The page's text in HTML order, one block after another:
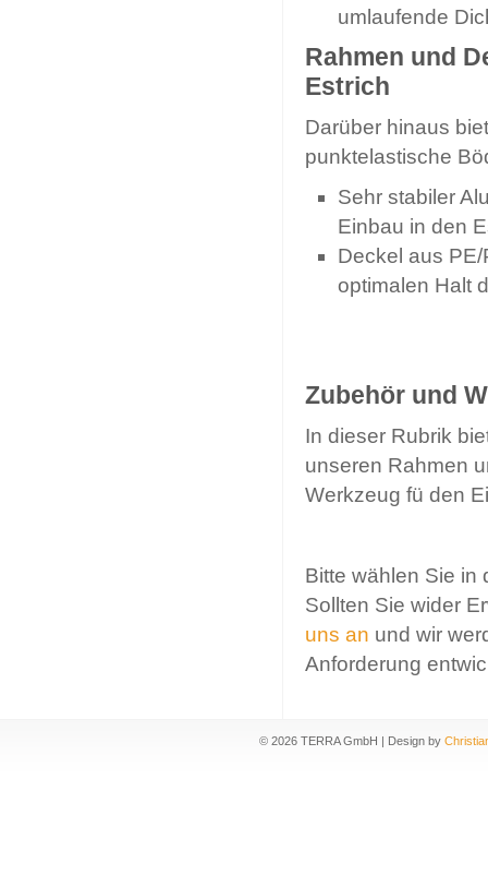
umlaufende
Rahmen und
Estrich
Darüber hinaus
punktelastische
Sehr stabiler
Einbau in den
Deckel aus
optimalen Halt
Zubehör und
In dieser Rubrik
unseren Rahmen
Werkzeug fü den
Bitte wählen Sie in
Sollten Sie wider
uns an und wir
Anforderung
© 2026 TERRA GmbH | Design by